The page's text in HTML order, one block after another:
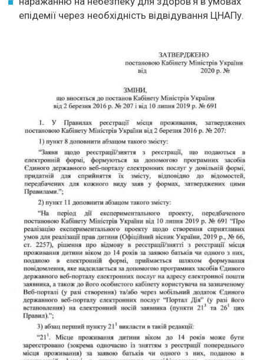
епідемії через необхідність відвідування ЦНАПу.